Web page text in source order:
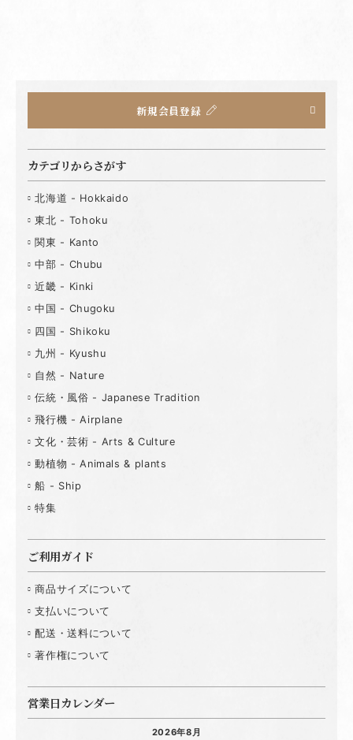
新規会員登録
カテゴリからさがす
北海道 - Hokkaido
東北 - Tohoku
関東 - Kanto
中部 - Chubu
近畿 - Kinki
中国 - Chugoku
四国 - Shikoku
九州 - Kyushu
自然 - Nature
伝統・風俗 - Japanese Tradition
飛行機 - Airplane
文化・芸術 - Arts & Culture
動植物 - Animals & plants
船 - Ship
特集
ご利用ガイド
商品サイズについて
支払いについて
配送・送料について
著作権について
営業日カレンダー
2026年8月